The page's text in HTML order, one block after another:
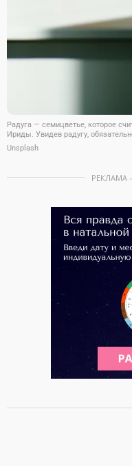
Радуга — семицветье, которое
Ириды. Увидев радугу,
Unsplash
РЕКЛАМА